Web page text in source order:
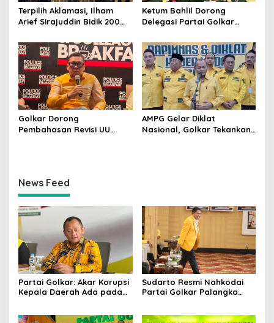
Terpilih Aklamasi, Ilham
Arief Sirajuddin Bidik 200
Pemilu 2029
Ketum Bahlil Dorong
Delegasi Partai Golkar
Ngabalin Belajar Hilirisasi
Hingga Industrialisasi dari
China
Golkar Dorong
Pembahasan Revisi UU
AMPG Gelar Diklat
Nasional, Golkar Tekankan
News Feed
Partai Golkar: Akar Korupsi
Kepala Daerah Ada pada
Sudarto Resmi Nahkodai
Partai Golkar Palangka